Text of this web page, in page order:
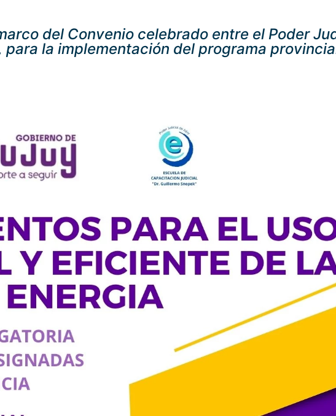
del Convenio celebrado entre el Poder
para la implementación del programa